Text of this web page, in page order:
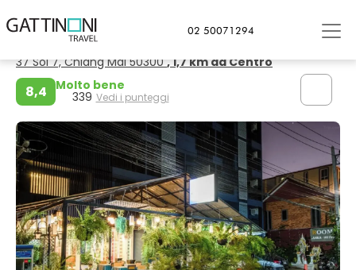
02 50071294
Chiang Mai
Collection O Room Lanna Hotel
37 Soi 7, Chiang Mai 50300, 1,7 km da Centro
8,4 Molto bene
339 Vedi i punteggi